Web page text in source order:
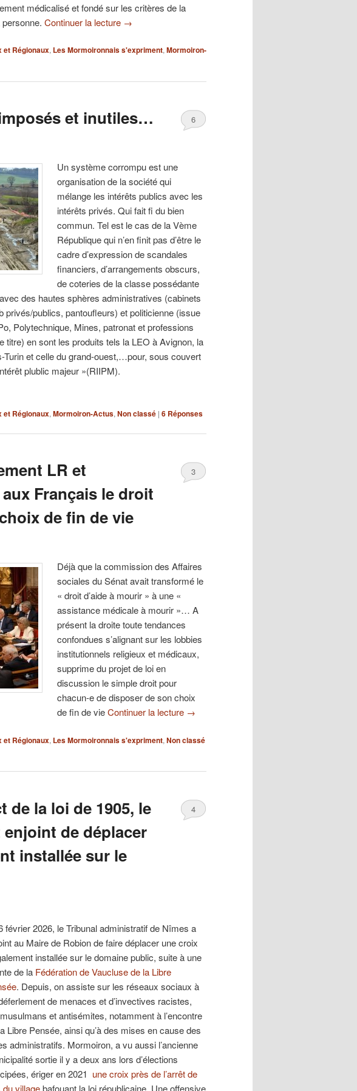
médicalisé et fondé sur les critères de la
Continuer la lecture →
et Régionaux, Les Mormoironnais s'expriment, Mormoiron-
et inutiles… 6
Un système corrompu est une
organisation de la société qui
mélange les intérêts publics avec les
intérêts privés. Qui fait fi du bien
commun. Tel est le cas de la Vème
République qui n’en finit pas d’être le
cadre d’expression de scandales
financiers, d’arrangements obscurs,
de coteries de la classe possédante
des hautes sphères administratives (cabinets
privés/publics, pantoufleurs) et politicienne (issue
Polytechnique, Mines, patronat et professions
titre) en sont les produits tels la LEO à Avignon, la
et celle du grand-ouest,…pour, sous couvert
plublic majeur »(RIIPM).
et Régionaux, Mormoiron-Actus, Non classé | 6 Réponses
LR et
Français le droit
de fin de vie
3
Déjà que la commission des Affaires
sociales du Sénat avait transformé le
« droit d’aide à mourir » à une «
assistance médicale à mourir »… A
présent la droite toute tendances
confondues s’alignant sur les lobbies
institutionnels religieux et médicaux,
supprime du projet de loi en
discussion le simple droit pour
chacun-e de disposer de son choix
de fin de vieContinuer la lecture →
et Régionaux, Les Mormoironnais s'expriment, Non classé
de la loi de 1905, le
de déplacer
installée sur le
4
février 2026, le Tribunal administratif de Nîmes a
au Maire de Robion de faire déplacer une croix
installée sur le domaine public, suite à une
de la Fédération de Vaucluse de la Libre
. Depuis, on assiste sur les réseaux sociaux à
de menaces et d’invectives racistes,
et antisémites, notamment à l’encontre
Libre Pensée, ainsi qu’à des mises en cause des
administratifs. Mormoiron, a vu aussi l’ancienne
sortie il y a deux ans lors d’élections
ériger en 2021 une croix près de l’arrêt de
du villagebafouant la loi républicaine. Une offensive